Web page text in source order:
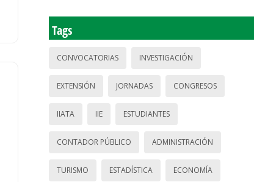
Tags
CONVOCATORIAS INVESTIGACIÓN
EXTENSIÓN JORNADAS CONGRESOS
IIATA IIE ESTUDIANTES
CONTADOR PÚBLICO ADMINISTRACIÓN
TURISMO ESTADÍSTICA ECONOMÍA